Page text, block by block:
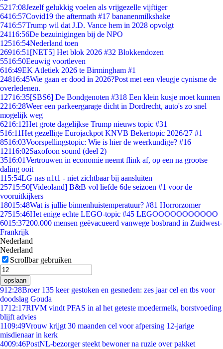
5217:08Jezelf gelukkig voelen als vrijgezelle vijftiger
6416:57Covid19 the aftermath #17 bananenmilkshake
7416:57Trump wil dat J.D. Vance hem in 2028 opvolgt
24116:56De bezuinigingen bij de NPO
12516:54Nederland toen
26916:51 [NET5] Het blok 2026 #32 Blokkendozen
5516:50Eeuwig voortleven
616:49EK Atletiek 2026 te Birmingham #1
24816:45Wie gaan er dood in 2026?Post met een vleugje cynisme de
overledenen.
12716:35[SBS6] De Bondgenoten #318 Een klein kusje moet kunnen
2216:28Weer een parkeergarage dicht in Dordrecht, auto's zo snel
mogelijk weg
6216:12Het grote dagelijkse Trump nieuws topic #31
516:11Het gezellige Eurojackpot KNVB Bekertopic 2026/27 #1
8516:03Voorspellingstopic: Wie is hier de weerkundige? #16
12116:02Saxofoon sound (deel 2)
3516:01Vertrouwen in economie neemt flink af, op een na grootse
daling ooit
115:54LG nas n1t1 - niet zichtbaar bij aansluiten
25715:50[Videoland] B&B vol liefde 6de seizoen #1 voor de
vooruitkijkers
18015:48Wat is jullie binnenhuistemperatuur? #81 Horrorzomer
27515:46Het enige echte LEGO-topic #45 LEGOOOOOOOOOOO
6015:37200.000 mensen geëvacueerd vanwege bosbrand in Zuidwest-
Frankrijk
Nederland
Nederland
Scrollbar gebruiken
opslaan
912:28Broer 135 keer gestoken en gesneden: zes jaar cel en tbs voor
doodslag Gouda
1712:17RIVM vindt PFAS in al het geteste moedermelk, borstvoeding
blijft advies
1109:49Vrouw krijgt 30 maanden cel voor afpersing 12-jarige
misdienaar in kerk
4009:46PostNL-bezorger steekt bewoner na ruzie over pakket